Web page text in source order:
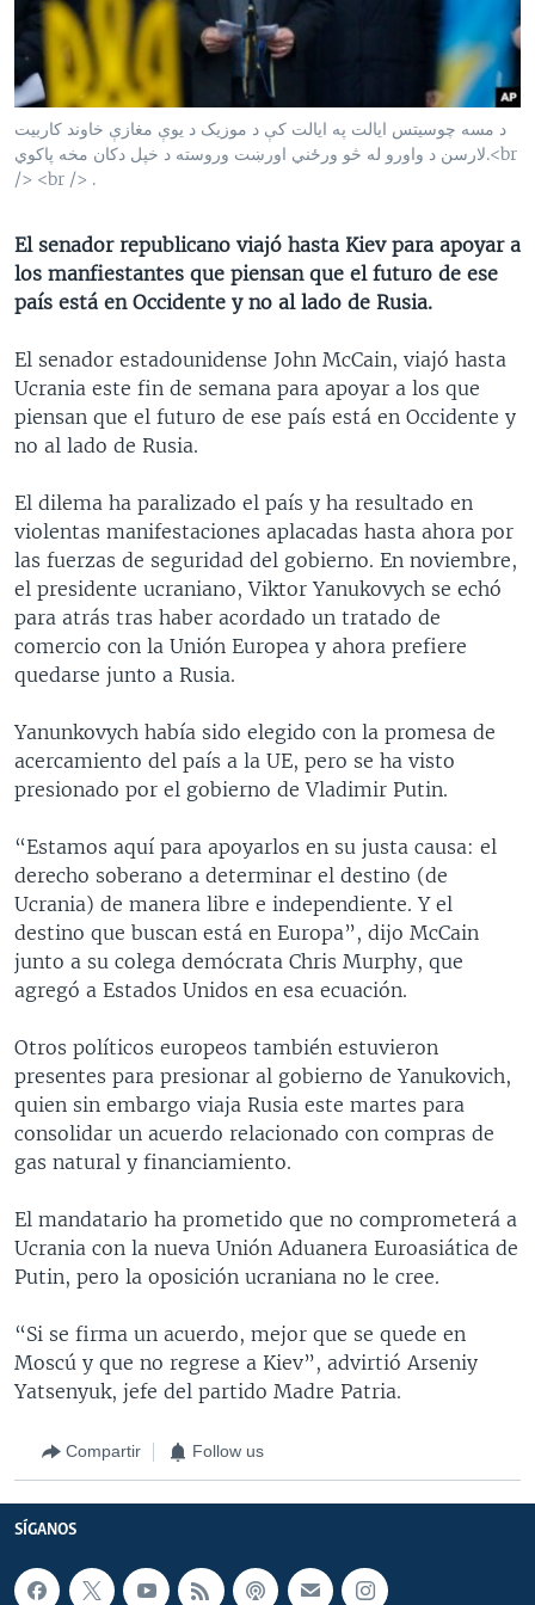
VENEZUELA
BRASIL
NICARAGUA
ECONOMÍA
ENTRETENIMIENTO Y CULTURA
TECNOLOGÍA
DEPORTES
CIENCIA Y SALUD
MULTIMEDIA
VIDEOS
FOTOGRAFÍA
AUDIOS
PROGRAMAS TV
EL MUNDO AL DÍA
FORO INTERAMERICANO
VISIÓN 360
LAS CLAVES
PANORAMA
RADIO
AVANCE INFORMATIVO
AUDIONOTICIAS
BUENOS DÍAS AMÉRICA
ESTADOS UNIDOS AL DÍA
FORO [RADIO]
DEPORTIVO INTERNACIONAL
NOTA ECONÓMICA
ENTRETENIMIENTO
DIRECT
DOCUMENTALES DE LA VOA
Learning English
SÍGANOS
Idiomas
د مسه چوسیتس ایالت په ایالت کې د موزیک د یوې مغازې خاوند کاربیت
لارسن د واورو له څو ورځني اورښت وروسته د خپل دکان مخه پاکوي.<br
/> <br /> .
El senador republicano viajó hasta Kiev para apoyar a
los manfiestantes que piensan que el futuro de ese
país está en Occidente y no al lado de Rusia.
El senador estadounidense John McCain, viajó hasta
Ucrania este fin de semana para apoyar a los que
piensan que el futuro de ese país está en Occidente y
no al lado de Rusia.
El dilema ha paralizado el país y ha resultado en
violentas manifestaciones aplacadas hasta ahora por
las fuerzas de seguridad del gobierno. En noviembre,
el presidente ucraniano, Viktor Yanukovych se echó
para atrás tras haber acordado un tratado de
comercio con la Unión Europea y ahora prefiere
quedarse junto a Rusia.
Yanunkovych había sido elegido con la promesa de
acercamiento del país a la UE, pero se ha visto
presionado por el gobierno de Vladimir Putin.
“Estamos aquí para apoyarlos en su justa causa: el
derecho soberano a determinar el destino (de
Ucrania) de manera libre e independiente. Y el
destino que buscan está en Europa”, dijo McCain
junto a su colega demócrata Chris Murphy, que
agregó a Estados Unidos en esa ecuación.
Otros políticos europeos también estuvieron
presentes para presionar al gobierno de Yanukovich,
quien sin embargo viaja Rusia este martes para
consolidar un acuerdo relacionado con compras de
gas natural y financiamiento.
El mandatario ha prometido que no comprometerá a
Ucrania con la nueva Unión Aduanera Euroasiática de
Putin, pero la oposición ucraniana no le cree.
“Si se firma un acuerdo, mejor que se quede en
Moscú y que no regrese a Kiev”, advirtió Arseniy
Yatsenyuk, jefe del partido Madre Patria.
Compartir Follow us
SÍGANOS